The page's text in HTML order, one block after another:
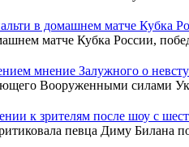
в домашнем матче Кубка
матче Кубка России,
мнение Залужного о
Вооруженными силами
к зрителям после шоу с
певца Диму Билана